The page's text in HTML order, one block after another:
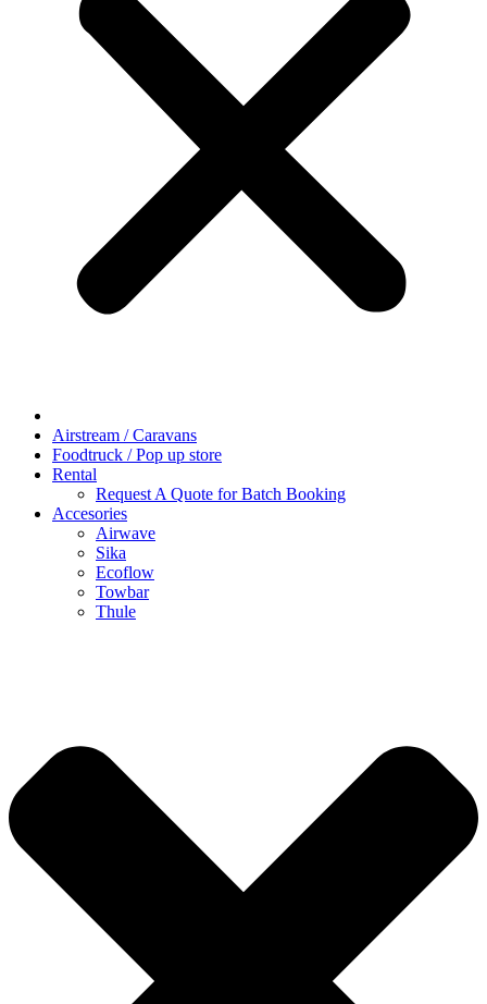
Airstream / Caravans
Foodtruck / Pop up store
Rental
Request A Quote for Batch Booking
Accesories
Airwave
Sika
Ecoflow
Towbar
Thule